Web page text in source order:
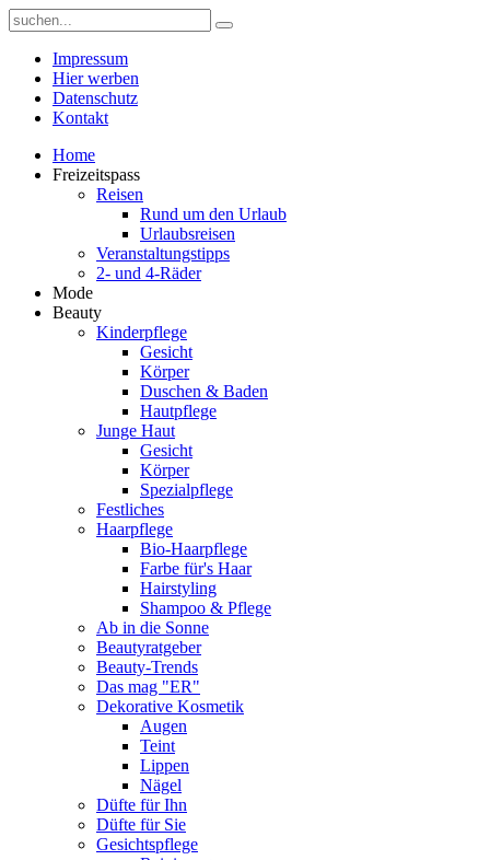
Impressum
Hier werben
Datenschutz
Kontakt
Home
Freizeitspass
Reisen
Rund um den Urlaub
Urlaubsreisen
Veranstaltungstipps
2- und 4-Räder
Mode
Beauty
Kinderpflege
Gesicht
Körper
Duschen & Baden
Hautpflege
Junge Haut
Gesicht
Körper
Spezialpflege
Festliches
Haarpflege
Bio-Haarpflege
Farbe für's Haar
Hairstyling
Shampoo & Pflege
Ab in die Sonne
Beautyratgeber
Beauty-Trends
Das mag "ER"
Dekorative Kosmetik
Augen
Teint
Lippen
Nägel
Düfte für Ihn
Düfte für Sie
Gesichtspflege